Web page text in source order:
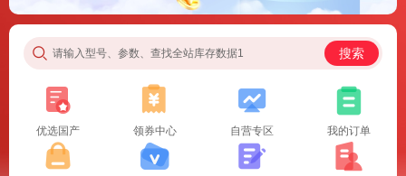
请输入型号、参数、查找全站库存数据1 搜索
优选国产 领券中心 自营专区 我的订单